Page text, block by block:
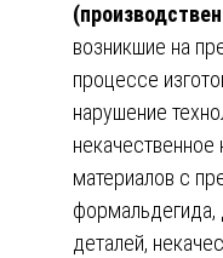
возникшие на
процессе
нарушение
некачественное
материалов с
формальдегида,
деталей,